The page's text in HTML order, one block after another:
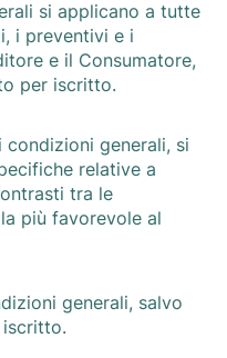
si applicano a tutte
i preventivi e i
e il Consumatore,
per iscritto.
generali, si
relative a
tra le
più favorevole al
generali, salvo